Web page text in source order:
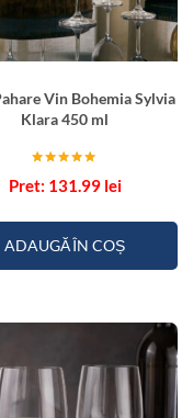
Vin Bohemia Sylvia
Klara 450 ml
5.00
131.99 lei
ADAUGĂ ÎN COȘ